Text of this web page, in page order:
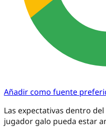
Añadir como fuente
Las expectativas dentro
jugador galo pueda estar